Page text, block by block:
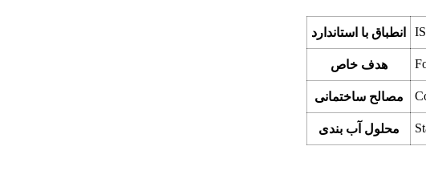
انطباق با استاندارد
هدف خاص
مصالح ساختمانی
محلول آب بندی